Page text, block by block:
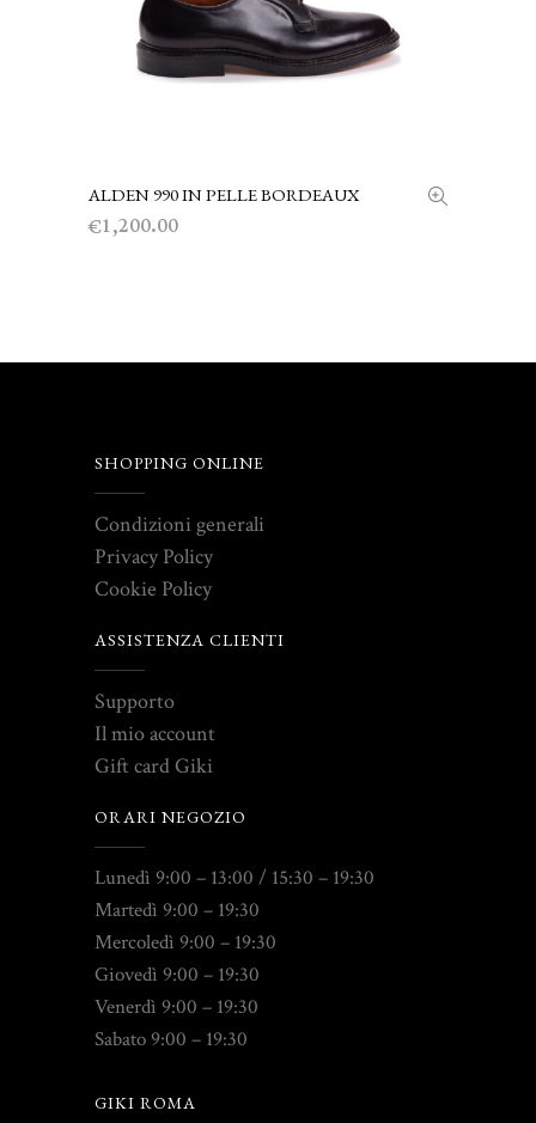
SCEGLI
ALDEN 990 IN PELLE BORDEAUX
€1,200.00
SHOPPING ONLINE
Condizioni generali
Privacy Policy
Cookie Policy
ASSISTENZA CLIENTI
Supporto
Il mio account
Gift card Giki
ORARI NEGOZIO
Lunedì 9:00 – 13:00 / 15:30 – 19:30
Martedì 9:00 – 19:30
Mercoledì 9:00 – 19:30
Giovedì 9:00 – 19:30
Venerdì 9:00 – 19:30
Sabato 9:00 – 19:30
GIKI ROMA